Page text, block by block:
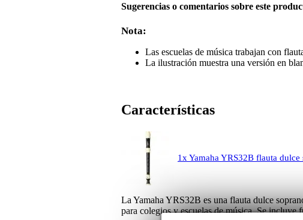
Sugerencias o comentarios sobre este
Nota:
Las escuelas de música trabajan con
La ilustración muestra una versión en
Características
1x Yamaha YRS32B flauta
La Yamaha YRS32B es una flauta dulce
para colegios y escuelas de música. Se incluye